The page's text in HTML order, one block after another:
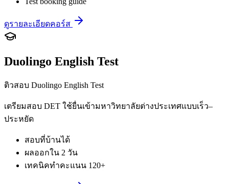
ดูรายละเอียดคอร์ส
Duolingo English Test
ติวสอบ Duolingo English Test
เตรียมสอบ DET ใช้ยื่นเข้ามหาวิทยาลัยต่างประเทศแบบเร็ว–
ประหยัด
สอบที่บ้านได้
ผลออกใน 2 วัน
เทคนิคทำคะแนน 120+